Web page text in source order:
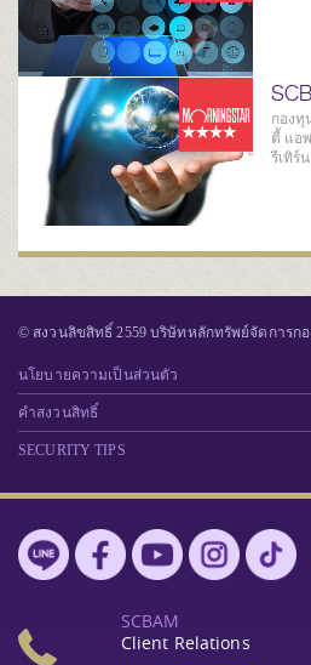
กองทุ
ตี้ แอ
รีเทิร์
© สงวนลิขสิทธิ์ 2559 บริษัทหลักทรัพย์จัดการ
นโยบายความเป็นส่วนตัว
คำสงวนสิทธิ์
SECURITY TIPS
SCBAM
Client Relations